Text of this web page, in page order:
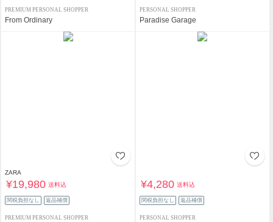
PREMIUM PERSONAL SHOPPER
From Ordinary
PERSONAL SHOPPER
Paradise Garage
ZARA
¥19,980 送料込
関税負担なし 返品補償
PREMIUM PERSONAL SHOPPER
¥4,280 送料込
関税負担なし 返品補償
PERSONAL SHOPPER